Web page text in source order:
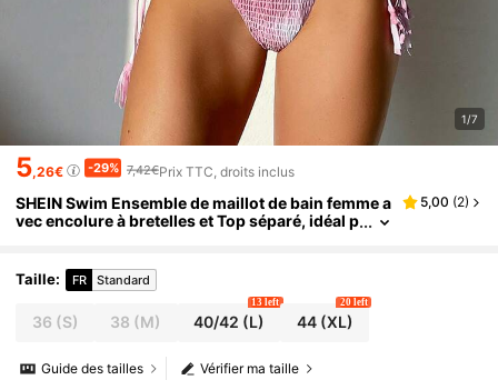
1/7
5,26€ -29% 7,42€Prix TTC, droits inclus
SHEIN Swim Ensemble de maillot de bain femme a
vec encolure à bretelles et Top séparé, idéal p
5,00 (2)
Taille: FR Standard
36 (S) 38 (M) 40/42 (L)
13 left
44(XL)
20 left
Vérifier ma taille
Guide des tailles